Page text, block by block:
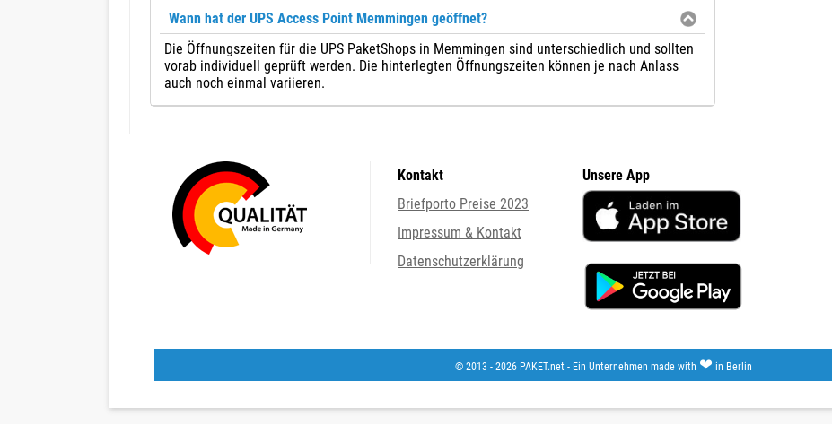
Wann hat der UPS Access Point Memmingen geöffnet?
Die Öffnungszeiten für die UPS PaketShops in Memmingen sind unterschiedlich und sollten
vorab individuell geprüft werden. Die hinterlegten Öffnungszeiten können je nach Anlass
auch noch einmal variieren.
Kontakt
Briefporto Preise 2023
Impressum & Kontakt
Datenschutzerklärung
Unsere App
© 2013 - 2026 PAKET.net - Ein Unternehmen made with ❤ in Berlin